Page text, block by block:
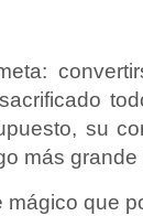
su
más grande
que